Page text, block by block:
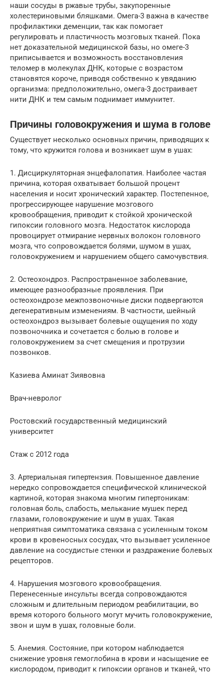
наши сосуды в ржавые трубы, закупоренные
холестериновыми бляшками. Омега-3 важна в качестве
профилактики деменции, так как помогает
регулировать и пластичность мозговых тканей. Пока
нет доказательной медицинской базы, но омеге-3
приписывается и возможность восстановления
теломер в молекулах ДНК, которые с возрастом
становятся короче, приводя собственно к увяданию
организма: предположительно, омега-3 достраивает
нити ДНК и тем самым поднимает иммунитет.
Причины головокружения и шума в голове
Существует несколько основных причин, приводящих к
тому, что кружится голова и возникает шум в ушах:
1. Дисциркуляторная энцефалопатия. Наиболее частая
причина, которая охватывает большой процент
населения и носит хронический характер. Постепенное,
прогрессирующее нарушение мозгового
кровообращения, приводит к стойкой хронической
гипоксии головного мозга. Недостаток кислорода
провоцирует отмирание нервных волокон головного
мозга, что сопровождается болями, шумом в ушах,
головокружением и нарушением общего самочувствия.
2. Остеохондроз. Распространенное заболевание,
имеющее разнообразные проявления. При
остеохондрозе межпозвоночные диски подвергаются
дегенеративным изменениям. В частности, шейный
остеохондроз вызывает болевые ощущения по ходу
позвоночника и сочетается с болью в голове и
головокружением за счет смещения и протрузии
позвонков.
Казиева Аминат Зиявовна
Врач-невролог
Ростовский государственный медицинский
университет
Стаж с 2012 года
3. Артериальная гипертензия. Повышенное давление
нередко сопровождается специфической клинической
картиной, которая знакома многим гипертоникам:
головная боль, слабость, мелькание мушек перед
глазами, головокружение и шум в ушах. Такая
неприятная симптоматика связана с усиленным током
крови в кровеносных сосудах, что вызывает усиленное
давление на сосудистые стенки и раздражение болевых
рецепторов.
4. Нарушения мозгового кровообращения.
Перенесенные инсульты всегда сопровождаются
сложным и длительным периодом реабилитации, во
время которого больного могут мучить головокружение,
звон и шум в ушах, головные боли.
5. Анемия. Состояние, при котором наблюдается
снижение уровня гемоглобина в крови и насыщение ее
кислородом, приводит к гипоксии органов и тканей, что